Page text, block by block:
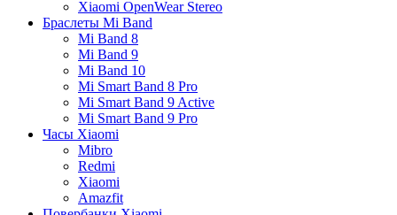
Xiaomi OpenWear Stereo
Браслеты Mi Band
Mi Band 8
Mi Band 9
Mi Band 10
Mi Smart Band 8 Pro
Mi Smart Band 9 Active
Mi Smart Band 9 Pro
Часы Xiaomi
Mibro
Redmi
Xiaomi
Amazfit